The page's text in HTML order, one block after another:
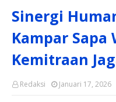
Sinergi
Kampar Sapa
Kemitraan
Redaksi Januari 17, 2026